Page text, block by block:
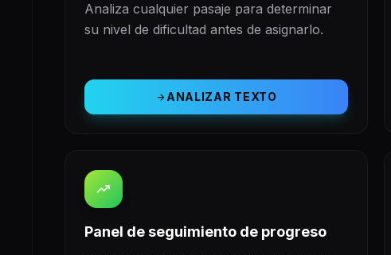
Analiza cualquier pasaje para determinar
su nivel de dificultad antes de asignarlo.
arrow_forwardANALIZAR TEXTO
trending_up
Panel de seguimiento de progreso